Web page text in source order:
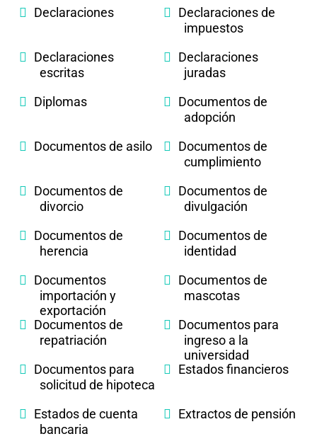
Declaraciones
Declaraciones de
impuestos
Declaraciones
escritas
Declaraciones
juradas
Diplomas
Documentos de
adopción
Documentos de asilo
Documentos de
cumplimiento
Documentos de
divorcio
Documentos de
divulgación
Documentos de
herencia
Documentos de
identidad
Documentos
importación y
exportación
Documentos de
mascotas
Documentos de
repatriación
Documentos para
ingreso a la
universidad
Documentos para
solicitud de hipoteca
Estados financieros
Estados de cuenta
bancaria
Extractos de pensión